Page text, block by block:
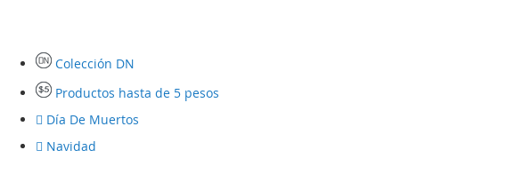
Colección DN
Productos hasta de 5 pesos
Día De Muertos
Navidad